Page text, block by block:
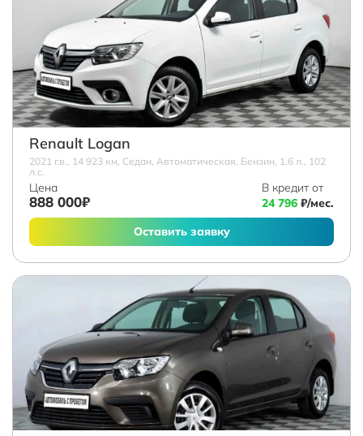
Renault Logan
2021 г.в., 14 923 км, Седан, Автоматическая, Бензин, 1.6 л., 102
л.с.
Цена
888 000₽
В кредит от
24 796 ₽/мес.
Оставить заявку